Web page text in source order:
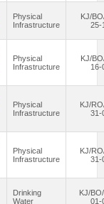
Physical
Infrastructure
KJ/
25-
Physical
Infrastructure
KJ/
16-
Physical
Infrastructure
KJ/
31-
Physical
Infrastructure
KJ/
31-
Drinking
Water
KJ/
01-